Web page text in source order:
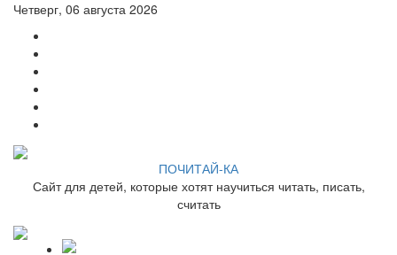
Четверг, 06 августа 2026
ПОЧИТАЙ-КА
Сайт для детей, которые хотят научиться читать, писать,
считать